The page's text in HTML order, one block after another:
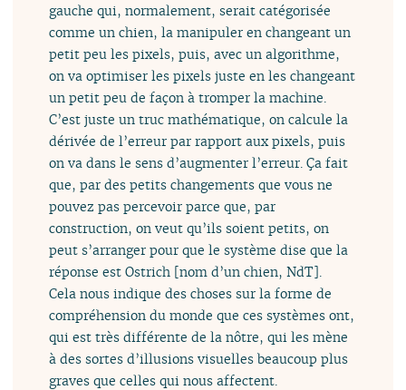
gauche qui, normalement, serait catégorisée
comme un chien, la manipuler en changeant un
petit peu les pixels, puis, avec un algorithme,
on va optimiser les pixels juste en les changeant
un petit peu de façon à tromper la machine.
C’est juste un truc mathématique, on calcule la
dérivée de l’erreur par rapport aux pixels, puis
on va dans le sens d’augmenter l’erreur. Ça fait
que, par des petits changements que vous ne
pouvez pas percevoir parce que, par
construction, on veut qu’ils soient petits, on
peut s’arranger pour que le système dise que la
réponse est Ostrich [nom d’un chien, NdT].
Cela nous indique des choses sur la forme de
compréhension du monde que ces systèmes ont,
qui est très différente de la nôtre, qui les mène
à des sortes d’illusions visuelles beaucoup plus
graves que celles qui nous affectent.